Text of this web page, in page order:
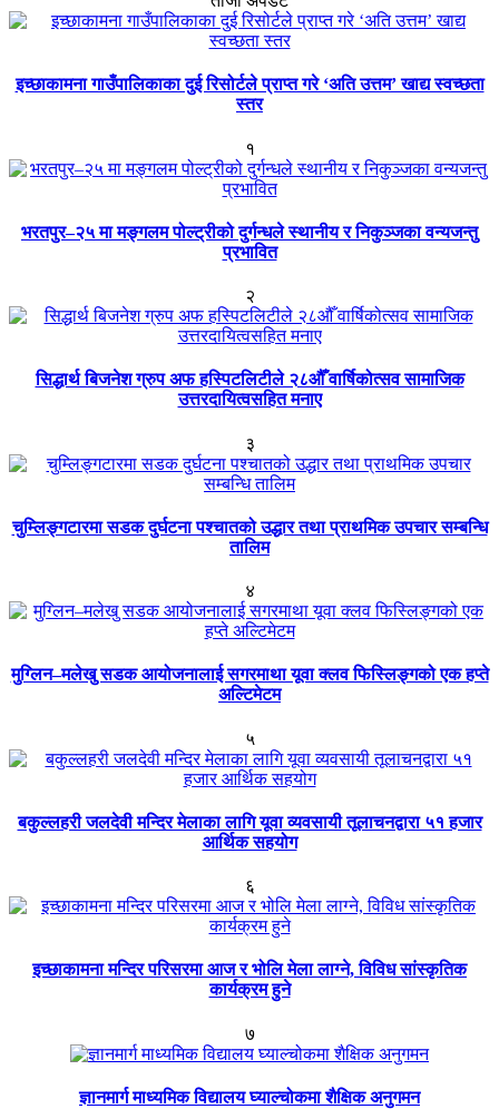
इच्छाकामना गाउँपालिकाका दुई रिसोर्टले प्राप्त गरे ‘अति उत्तम’ खाद्य स्वच्छता
स्तर
१
भरतपुर–२५ मा मङ्गलम पोल्ट्रीको दुर्गन्धले स्थानीय र निकुञ्जका वन्यजन्तु
प्रभावित
२
सिद्धार्थ बिजनेश ग्रुप अफ हस्पिटलिटीले २८औँ वार्षिकोत्सव सामाजिक
उत्तरदायित्वसहित मनाए
३
चुम्लिङ्गटारमा सडक दुर्घटना पश्चातको उद्धार तथा प्राथमिक उपचार सम्बन्धि
तालिम
४
मुग्लिन–मलेखु सडक आयोजनालाई सगरमाथा यूवा क्लव फिस्लिङ्गको एक हप्ते
अल्टिमेटम
५
बकुल्लहरी जलदेवी मन्दिर मेलाका लागि यूवा व्यवसायी तूलाचनद्वारा ५१ हजार
आर्थिक सहयोग
६
इच्छाकामना मन्दिर परिसरमा आज र भोलि मेला लाग्ने, विविध सांस्कृतिक
कार्यक्रम हुने
७
ज्ञानमार्ग माध्यमिक विद्यालय घ्याल्चोकमा शैक्षिक अनुगमन